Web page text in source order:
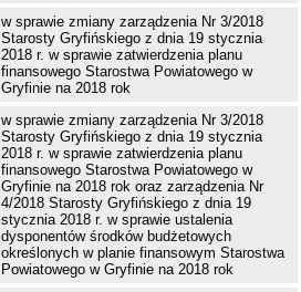
w sprawie zmiany zarządzenia Nr 3/2018
Starosty Gryfińskiego z dnia 19 stycznia
2018 r. w sprawie zatwierdzenia planu
finansowego Starostwa Powiatowego w
Gryfinie na 2018 rok
w sprawie zmiany zarządzenia Nr 3/2018
Starosty Gryfińskiego z dnia 19 stycznia
2018 r. w sprawie zatwierdzenia planu
finansowego Starostwa Powiatowego w
Gryfinie na 2018 rok oraz zarządzenia Nr
4/2018 Starosty Gryfińskiego z dnia 19
stycznia 2018 r. w sprawie ustalenia
dysponentów środków budżetowych
określonych w planie finansowym Starostwa
Powiatowego w Gryfinie na 2018 rok